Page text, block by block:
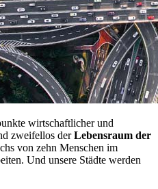
wirtschaftlicher und
zweifellos derLebensraum der
von zehn Menschen im
Und unsere Städte werden